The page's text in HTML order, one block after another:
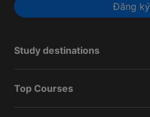
Đăng ký
Study destinations
Top Courses